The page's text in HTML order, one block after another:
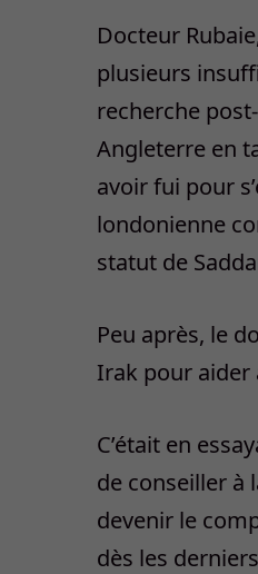
Docteur
plusieurs
recherche
Angleterre en
avoir fui pour
londonienne
statut de
Peu après, le
Irak pour aider
C’était en
de conseiller à
devenir le
dès les